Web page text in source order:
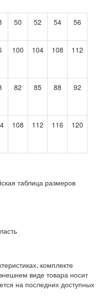
50 52 54 56
100 104 108 112
82 85 88 92
108 112 116 120
таблица размеров
комплекте
виде товара носит
на последних доступных